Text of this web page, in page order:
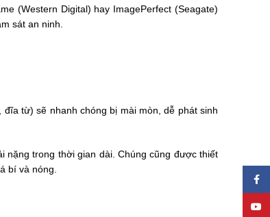
(Western Digital) hay ImagePerfect (Seagate)
sát an ninh.
từ) sẽ nhanh chóng bị mài mòn, dễ phát sinh
nặng trong thời gian dài. Chúng cũng được thiết
bí và nóng.